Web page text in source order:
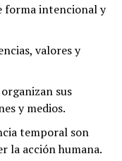
forma intencional y
valores y
sus
y medios.
temporal son
la acción humana.